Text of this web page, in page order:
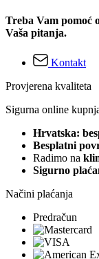
Treba Vam pomoć
Vaša pitanja.
Kontakt
Provjerena kvaliteta
Sigurna online
Hrvatska:
Besplatni
Radimo na
Sigurno
Načini plaćanja
Predračun